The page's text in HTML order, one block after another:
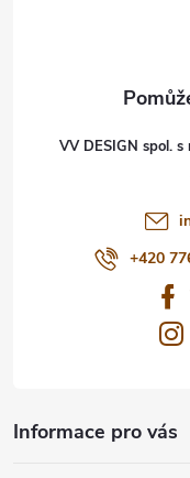
VV DESIGN spol.
+420
Informace pro vás